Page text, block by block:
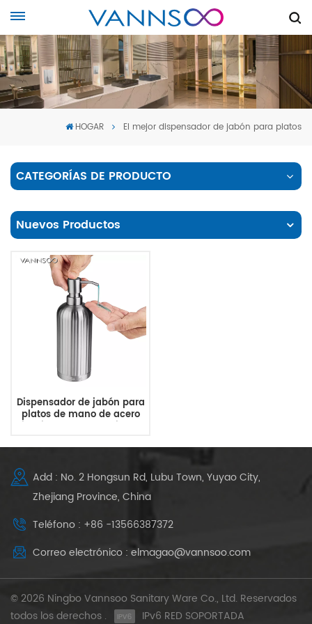
HOGAR El mejor dispensador de jabón para platos
CATEGORÍAS DE PRODUCTO
Nuevos Productos
Dispensador de jabón para
platos de mano de acero
inoxidable para cocina y
Add : No. 2 Hongsun Rd, Lubu Town, Yuyao City,
Zhejiang Province, China
Teléfono : +86 -13566387372
Correo electrónico : elmagao@vannsoo.com
© 2026 Ningbo Vannsoo Sanitary Ware Co., Ltd. Reservados
todos los derechos .
IPv6 RED SOPORTADA